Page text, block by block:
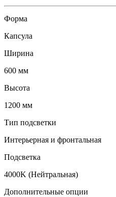
Форма
Капсула
Ширина
600 мм
Высота
1200 мм
Тип подсветки
Интерьерная и фронтальная
Подсветка
4000K (Нейтральная)
Дополнительные опции